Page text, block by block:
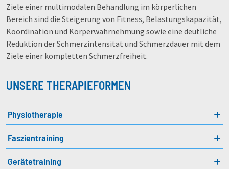
Ziele einer multimodalen Behandlung im körperlichen
Bereich sind die Steigerung von Fitness, Belastungskapazität,
Koordination und Körperwahrnehmung sowie eine deutliche
Reduktion der Schmerzintensität und Schmerzdauer mit dem
Ziele einer kompletten Schmerzfreiheit.
UNSERE THERAPIEFORMEN
Physiotherapie
Faszientraining
Gerätetraining